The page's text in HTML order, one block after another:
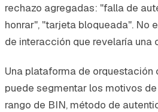
rechazo agregadas: "falla de
honrar", "tarjeta bloqueada". No
de interacción que revelaría una
Una plataforma de
puede segmentar los motivos de
rango de BIN, método de